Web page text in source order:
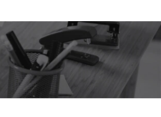
de savoir-faire :
sa localisation,